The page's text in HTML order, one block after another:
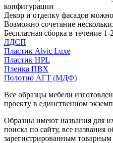
конфигурации
Декор и отделку фасадов
Возможно сочетание
Бесплатная сборка в течение
ЛДСП
Пластик Alvic Luxe
Пластик HPL
Пленка ПВХ
Полотно АГТ (МДФ)
Все образцы мебели
проекту в единственном
Образцы имеют названия для
поиска по сайту, все названия
зарегистрированным товарным